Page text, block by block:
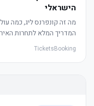
הישראלי
מה זה קונפרנס ליג, כמה
המדריך המלא לתחרות
ישראליות.
TicketsBooking